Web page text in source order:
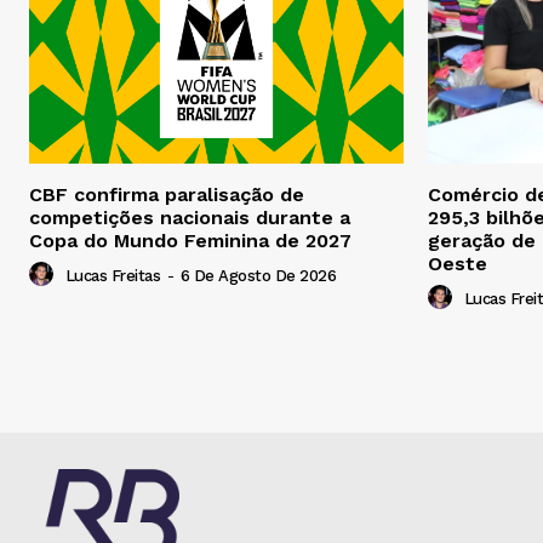
CBF confirma paralisação de
competições nacionais durante a
Copa do Mundo Feminina de 2027
Lucas Freitas - 6 De Agosto De 2026
Comércio
295,3
geração
Oeste
Lucas